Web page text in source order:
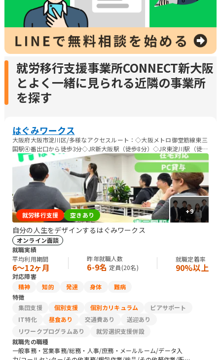
就労移行支援事業所CONNECT新大阪
とよく一緒に見られる近隣の事業所
を探す
はぐみワークス
大阪府大阪市淀川区/多様なアクセスルート：◇大阪メトロ御堂筋線東三
国駅④番出口から徒歩3分◇JR新大阪駅（徒歩8分）◇JR東淀川駅（徒歩
７分）
+9
就労移行支援 空きあり
自分の人生をデザインするはぐみワークス
オンライン面談
就職実績
平均利用期間
6〜12ヶ月
昨年就職人数
6-9名 定員(20名)
就職定着率
90%以上
対応障害
精神
知的 発達 身体
難病
特徴
集団支援
個別支援 個別カリキュラム
ピアサポート
IT特化
昼食あり 交通費あり
送迎あり
リワークプログラムあり
就労選択支援併設
就職先の職種
一般事務・営業事務/総務・人事/庶務・メールルーム/データ入